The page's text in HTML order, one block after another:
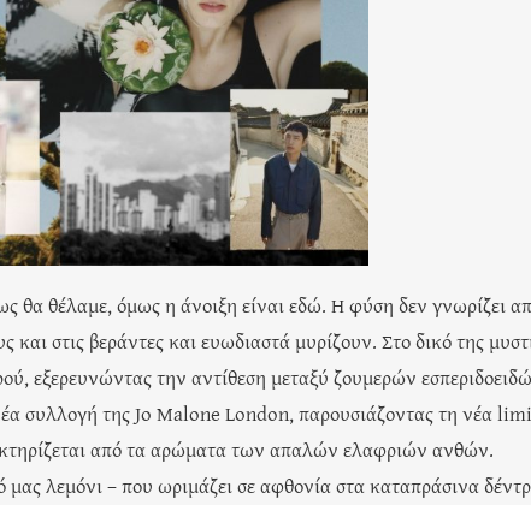
θα θέλαμε, όμως η άνοιξη είναι εδώ. Η φύση δεν γνωρίζει
στις βεράντες και ευωδιαστά μυρίζουν. Στο δικό της
εξερευνώντας την αντίθεση μεταξύ ζουμερών
συλλογή της Jo Malone London, παρουσιάζοντας τη νέα
από τα αρώματα των απαλών ελαφριών ανθών.
λεμόνι – που ωριμάζει σε αφθονία στα καταπράσινα